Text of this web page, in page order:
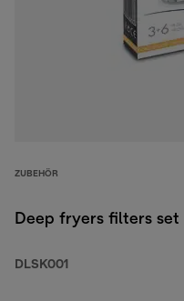
ZUBEHÖR
Deep fryers filters set
DLSK001